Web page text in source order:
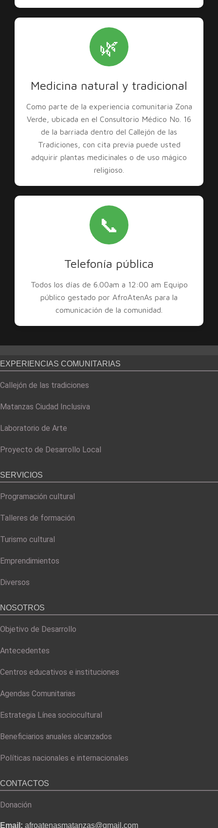
🌿
Medicina natural y tradicional
Como parte de la experiencia comunitaria Zona
Verde, ubicada en el Consultorio Médico No. 16
de la barriada dentro del Callejón de las
Tradiciones, con cita previa puede usted
adquirir plantas medicinales o de uso mágico
religioso.
📞
Telefonía pública
Todos los días de 6.00am a 12:00 am Equipo
público gestado por AfroAtenAs para la
comunicación de la comunidad.
EXPERIENCIAS COMUNITARIAS
Callejón de las tradiciones
Matanzas Ciudad Inclusiva
Laboratorio de Arte
Proyecto de Desarrollo Local
SERVICIOS
Programación cultural
Talleres de formación
Turismo cultural
Emprendimientos
Diversos
NOSOTROS
Objetivo de Desarrollo
Antecedentes
Centros educativos e instituciones
Agendas Comunitarias
Estrategia Línea sociocultural
Beneficiarios anuales alcanzados
Políticas nacionales e internacionales
CONTACTOS
Donación
Email: afroatenasmatanzas@gmail.com